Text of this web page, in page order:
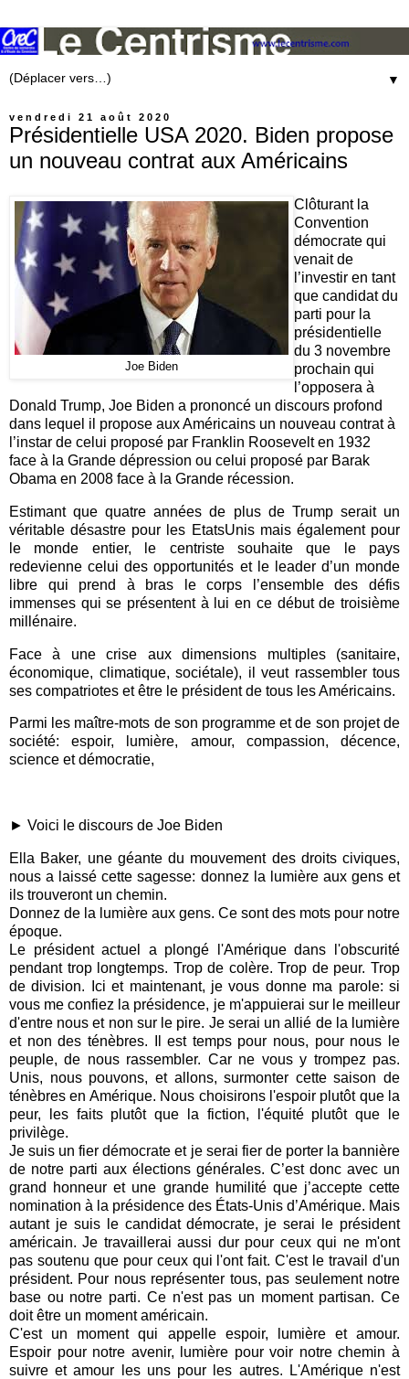
▼
vendredi 21 août 2020
Présidentielle USA 2020. Biden propose
un nouveau contrat aux Américains
Joe Biden
Clôturant la
Convention
démocrate qui
venait de
l’investir en tant
que candidat du
parti pour la
présidentielle
du 3 novembre
prochain qui
l’opposera à
Donald Trump, Joe Biden a prononcé un discours profond
dans lequel il propose aux Américains un nouveau contrat à
l’instar de celui proposé par Franklin Roosevelt en 1932
face à la Grande dépression ou celui proposé par Barak
Obama en 2008 face à la Grande récession.
Estimant que quatre années de plus de Trump serait un
véritable désastre pour les EtatsUnis mais également pour
le monde entier, le centriste souhaite que le pays
redevienne celui des opportunités et le leader d’un monde
libre qui prend à bras le corps l’ensemble des défis
immenses qui se présentent à lui en ce début de troisième
millénaire.
Face à une crise aux dimensions multiples (sanitaire,
économique, climatique, sociétale), il veut rassembler tous
ses compatriotes et être le président de tous les Américains.
Parmi les maître-mots de son programme et de son projet de
société: espoir, lumière, amour, compassion, décence,
science et démocratie,
► Voici le discours de Joe Biden
Ella Baker, une géante du mouvement des droits civiques,
nous a laissé cette sagesse: donnez la lumière aux gens et
ils trouveront un chemin.
Donnez de la lumière aux gens. Ce sont des mots pour notre
époque.
Le président actuel a plongé l'Amérique dans l'obscurité
pendant trop longtemps. Trop de colère. Trop de peur. Trop
de division.
Ici et maintenant, je vous donne ma parole: si
vous me confiez la présidence, je m'appuierai sur le meilleur
d'entre nous et non sur le pire. Je serai un allié de la lumière
et non des ténèbres.
Il est temps pour nous, pour nous le
peuple, de nous rassembler. Car ne vous y trompez pas.
Unis, nous pouvons, et allons, surmonter cette saison de
ténèbres en Amérique. Nous choisirons l'espoir plutôt que la
peur, les faits plutôt que la fiction, l'équité plutôt que le
privilège.
Je suis un fier démocrate et je serai fier de porter la bannière
de notre parti aux élections générales. C’est donc avec un
grand honneur et une grande humilité que j’accepte cette
nomination à la présidence des États-Unis d’Amérique. Mais
autant je suis le candidat démocrate, je serai le président
américain. Je travaillerai aussi dur pour ceux qui ne m'ont
pas soutenu que pour ceux qui l'ont fait. C'est le travail d'un
président. Pour nous représenter tous, pas seulement notre
base ou notre parti. Ce n'est pas un moment partisan. Ce
doit être un moment américain.
C'est un moment qui appelle espoir, lumière et amour.
Espoir pour notre avenir, lumière pour voir notre chemin à
suivre et amour les uns pour les autres.
L'Amérique n'est